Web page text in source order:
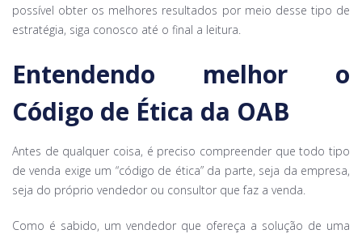
possível obter os melhores resultados por meio desse tipo de
estratégia, siga conosco até o final a leitura.
Entendendo melhor o
Código de Ética da OAB
Antes de qualquer coisa, é preciso compreender que todo tipo
de venda exige um “código de ética” da parte, seja da empresa,
seja do próprio vendedor ou consultor que faz a venda.
Como é sabido, um vendedor que ofereça a solução de uma